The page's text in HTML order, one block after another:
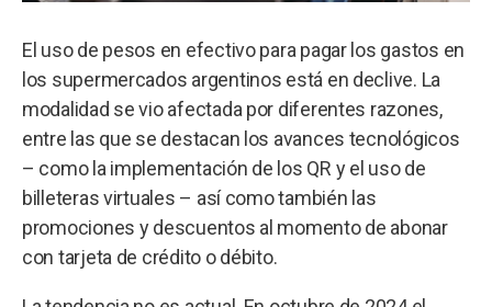
El uso de pesos en efectivo para pagar los gastos en
los supermercados argentinos está en declive. La
modalidad se vio afectada por diferentes razones,
entre las que se destacan los avances tecnológicos
– como la implementación de los QR y el uso de
billeteras virtuales – así como también las
promociones y descuentos al momento de abonar
con tarjeta de crédito o débito.